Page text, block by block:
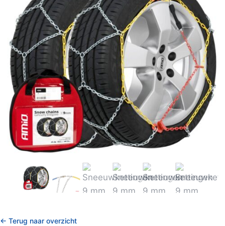
← Terug naar overzicht